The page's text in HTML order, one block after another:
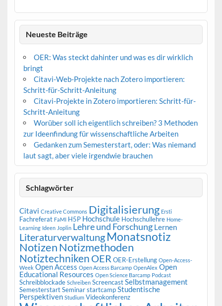
Neueste Beiträge
OER: Was steckt dahinter und was es dir wirklich
bringt
Citavi-Web-Projekte nach Zotero importieren:
Schritt-für-Schritt-Anleitung
Citavi-Projekte in Zotero importieren: Schritt-für-
Schritt-Anleitung
Worüber soll ich eigentlich schreiben? 3 Methoden
zur Ideenfindung für wissenschaftliche Arbeiten
Gedanken zum Semesterstart, oder: Was niemand
laut sagt, aber viele irgendwie brauchen
Schlagwörter
Citavi Creative Commons Digitalisierung Ersti
Fachreferat FaMI H5P Hochschule Hochschullehre Home-
Learning Ideen Joplin Lehre und Forschung Lernen
Literaturverwaltung Monatsnotiz
Notizen Notizmethoden
Notiztechniken OER OER-Erstellung Open-Access-
Week Open Access Open Access Barcamp OpenAlex Open
Educational Resources Open Science Barcamp Podcast
Schreibblockade Schreiben ScreencastSelbstmanagement
SemesterstartSeminarstartcampStudentische
Perspektiven Studium Videokonferenz